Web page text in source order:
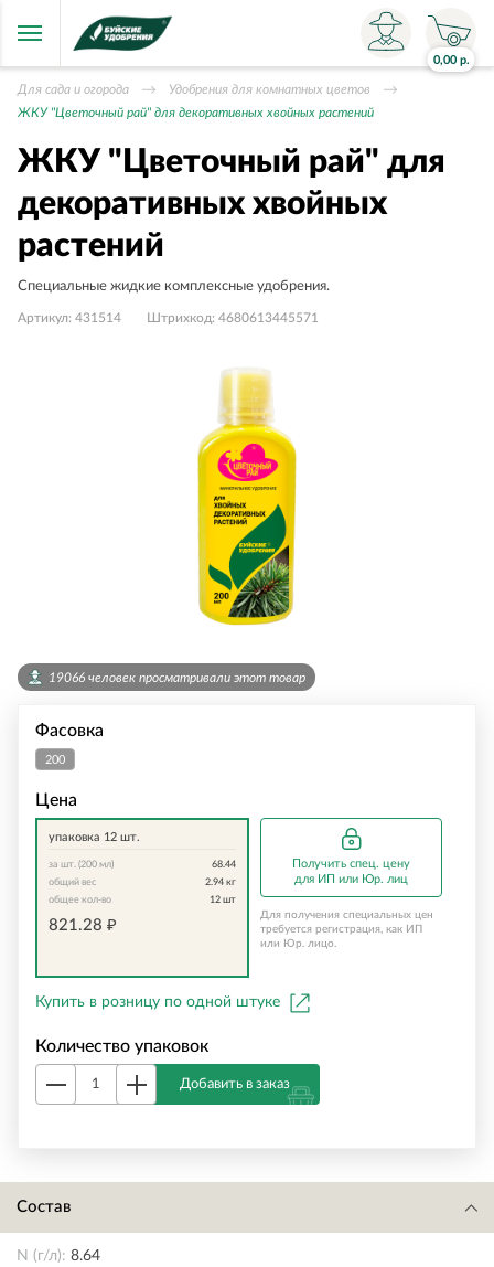
0,00р.
Для сада и огорода
Удобрения для комнатных цветов
ЖКУ "Цветочный рай" для декоративных хвойных растений
ЖКУ "Цветочный рай" для
декоративных хвойных
растений
Специальные жидкие комплексные удобрения.
Артикул: 431514 Штрихкод: 4680613445571
19066 человек просматривали этот товар
Фасовка
200
Цена
упаковка 12 шт.
за шт. (200 мл)
68.44
общий вес
2.94 кг
общее кол-во
12 шт
821.28 ₽
Получить спец. цену
для ИП или Юр. лиц
Для получения специальных цен
требуется регистрация, как ИП
или Юр. лицо.
Купить в розницу по одной штуке
Количество упаковок
Добавить в заказ
Состав
N (г/л): 8.64